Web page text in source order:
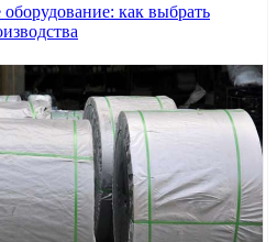
как выбрать